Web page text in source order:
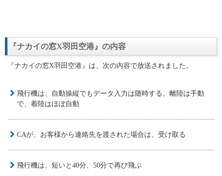
『ナカイの窓X羽田空港』の内容
『ナカイの窓X羽田空港』は、次の内容で放送されました。
飛行機は、自動操縦でもデータ入力は随時する。離陸は手動
で、着陸はほぼ自動
CAが、お客様から連絡先を渡された場合は、受け取る
飛行機は、短いと40分、50分で再び飛ぶ